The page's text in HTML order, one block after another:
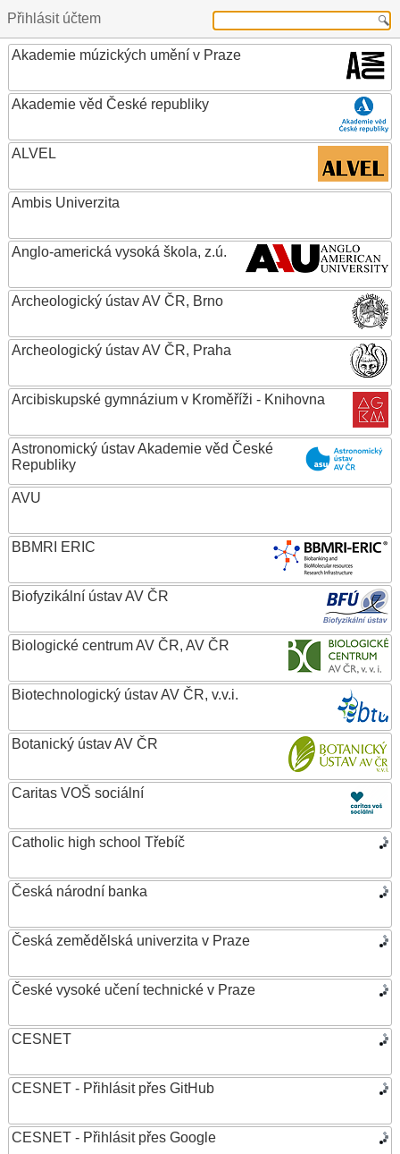
Přihlásit účtem
Akademie múzických umění v Praze
Akademie věd České republiky
ALVEL
Ambis Univerzita
Anglo-americká vysoká škola, z.ú.
Archeologický ústav AV ČR, Brno
Archeologický ústav AV ČR, Praha
Arcibiskupské gymnázium v Kroměříži - Knihovna
Astronomický ústav Akademie věd České
Republiky
AVU
BBMRI ERIC
Biofyzikální ústav AV ČR
Biologické centrum AV ČR, AV ČR
Biotechnologický ústav AV ČR, v.v.i.
Botanický ústav AV ČR
Caritas VOŠ sociální
Catholic high school Třebíč
Česká národní banka
Česká zemědělská univerzita v Praze
České vysoké učení technické v Praze
CESNET
CESNET - Přihlásit přes GitHub
CESNET - Přihlásit přes Google